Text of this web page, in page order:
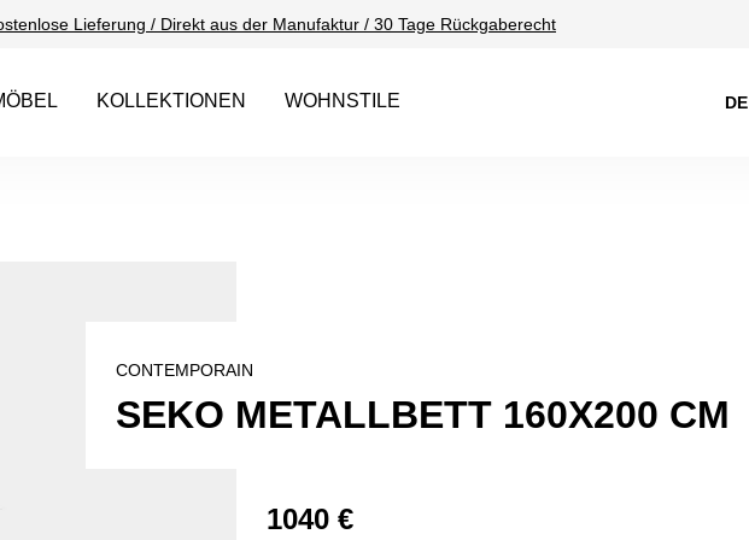
Lieferung / Direkt aus der Manufaktur / 30 Tage Rückgaberecht
KOLLEKTIONEN WOHNSTILE DE
CONTEMPORAIN
SEKO METALLBETT 160X200 CM
1040 €